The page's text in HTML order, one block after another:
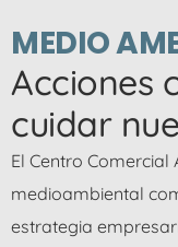
MEDIO
Acciones
cuidar
El Centro Comercial
medioambiental
estrategia